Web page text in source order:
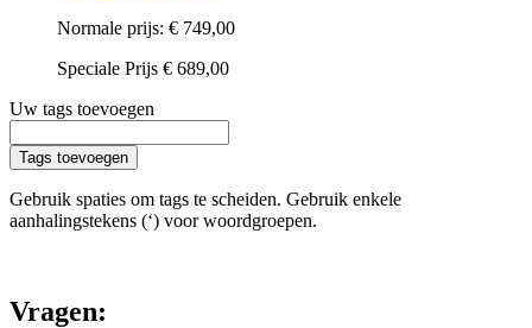
Normale prijs: € 749,00
Speciale Prijs € 689,00
Uw tags toevoegen
Tags toevoegen
Gebruik spaties om tags te scheiden. Gebruik enkele
aanhalingstekens (‘) voor woordgroepen.
Vragen: